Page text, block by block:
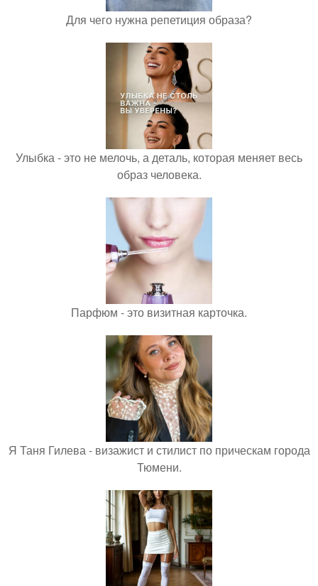
Для чего нужна репетиция образа?
Улыбка - это не мелочь, а деталь, которая меняет весь
образ человека.
Парфюм - это визитная карточка.
Я Таня Гилева - визажист и стилист по прическам города
Тюмени.